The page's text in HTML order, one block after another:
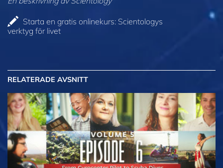
Starta en gratis onlinekurs: Scientologys
verktyg för livet
RELATERADE AVSNITT